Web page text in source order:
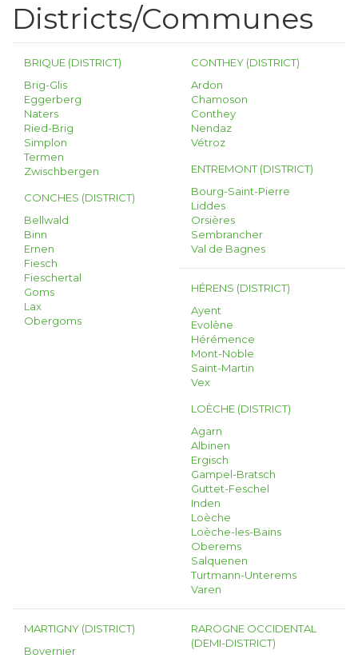
Districts/Communes
BRIQUE (DISTRICT)
Brig-Glis
Eggerberg
Naters
Ried-Brig
Simplon
Termen
Zwischbergen
CONCHES (DISTRICT)
Bellwald
Binn
Ernen
Fiesch
Fieschertal
Goms
Lax
Obergoms
CONTHEY (DISTRICT)
Ardon
Chamoson
Conthey
Nendaz
Vétroz
ENTREMONT (DISTRICT)
Bourg-Saint-Pierre
Liddes
Orsières
Sembrancher
Val de Bagnes
HÉRENS (DISTRICT)
Ayent
Evolène
Hérémence
Mont-Noble
Saint-Martin
Vex
LOÈCHE (DISTRICT)
Agarn
Albinen
Ergisch
Gampel-Bratsch
Guttet-Feschel
Inden
Loèche
Loèche-les-Bains
Oberems
Salquenen
Turtmann-Unterems
Varen
MARTIGNY (DISTRICT)
Bovernier
RAROGNE OCCIDENTAL
(DEMI-DISTRICT)